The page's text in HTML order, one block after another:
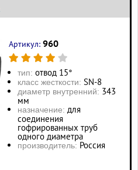
Артикул: 960
тип: отвод 15°
класс жесткости: SN-8
диаметр внутренний: 343
мм
назначение: для
соединения
гофрированных труб
одного диаметра
производитель: Россия